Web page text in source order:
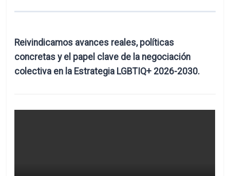
Reivindicamos avances reales, políticas
concretas y el papel clave de la negociación
colectiva en la Estrategia LGBTIQ+ 2026-2030.